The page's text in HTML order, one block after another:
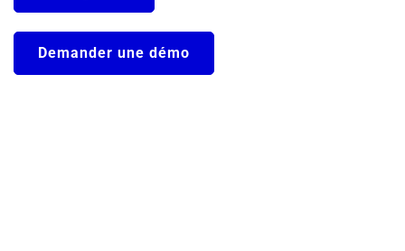
Demander une démo